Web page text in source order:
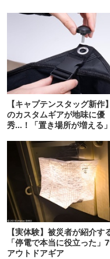
【キャプテンスタッグ新作
のカスタムギアが地味に優
秀…！「置き場所が増える」
【実体験】被災者が紹介す
「停電で本当に役立った」
アウトドアギア